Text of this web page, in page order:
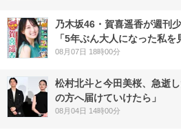
乃木坂46・賀喜遥香が週刊
「5年ぶん大人になった私を
08月07日 18時00分
松村北斗と今田美桜、急逝
の方へ届けていけたら」
08月04日 14時00分